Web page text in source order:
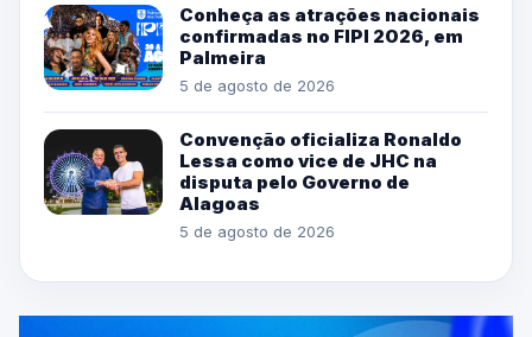
Conheça as atrações nacionais
confirmadas no FIPI 2026, em
Palmeira
5 de agosto de 2026
Convenção oficializa Ronaldo
Lessa como vice de JHC na
disputa pelo Governo de
Alagoas
5 de agosto de 2026